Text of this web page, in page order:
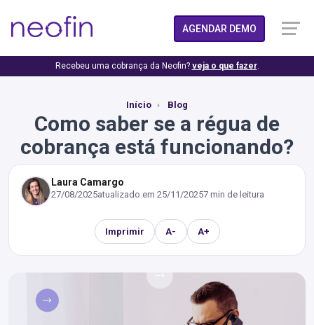
AGENDAR DEMO
Recebeu uma cobrança da Neofin? veja o que fazer.
Início Blog
Como saber se a régua de
cobrança está funcionando?
Laura Camargo
27/08/2025atualizado em 25/11/20257 min de leitura
Imprimir A- A+